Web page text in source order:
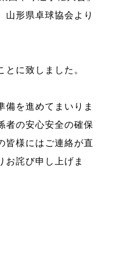
山形県卓球協会より
に致しました。
備を進めてまいりま
者の安心安全の確保
皆様にはご連絡が直
お詫び申し上げま